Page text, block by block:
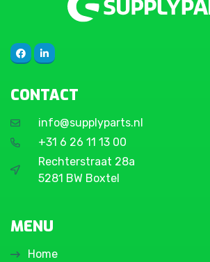
CONTACT
info@supplyparts.nl
+31 6 26 11 13 00
Rechterstraat 28a
5281 BW Boxtel
MENU
Home